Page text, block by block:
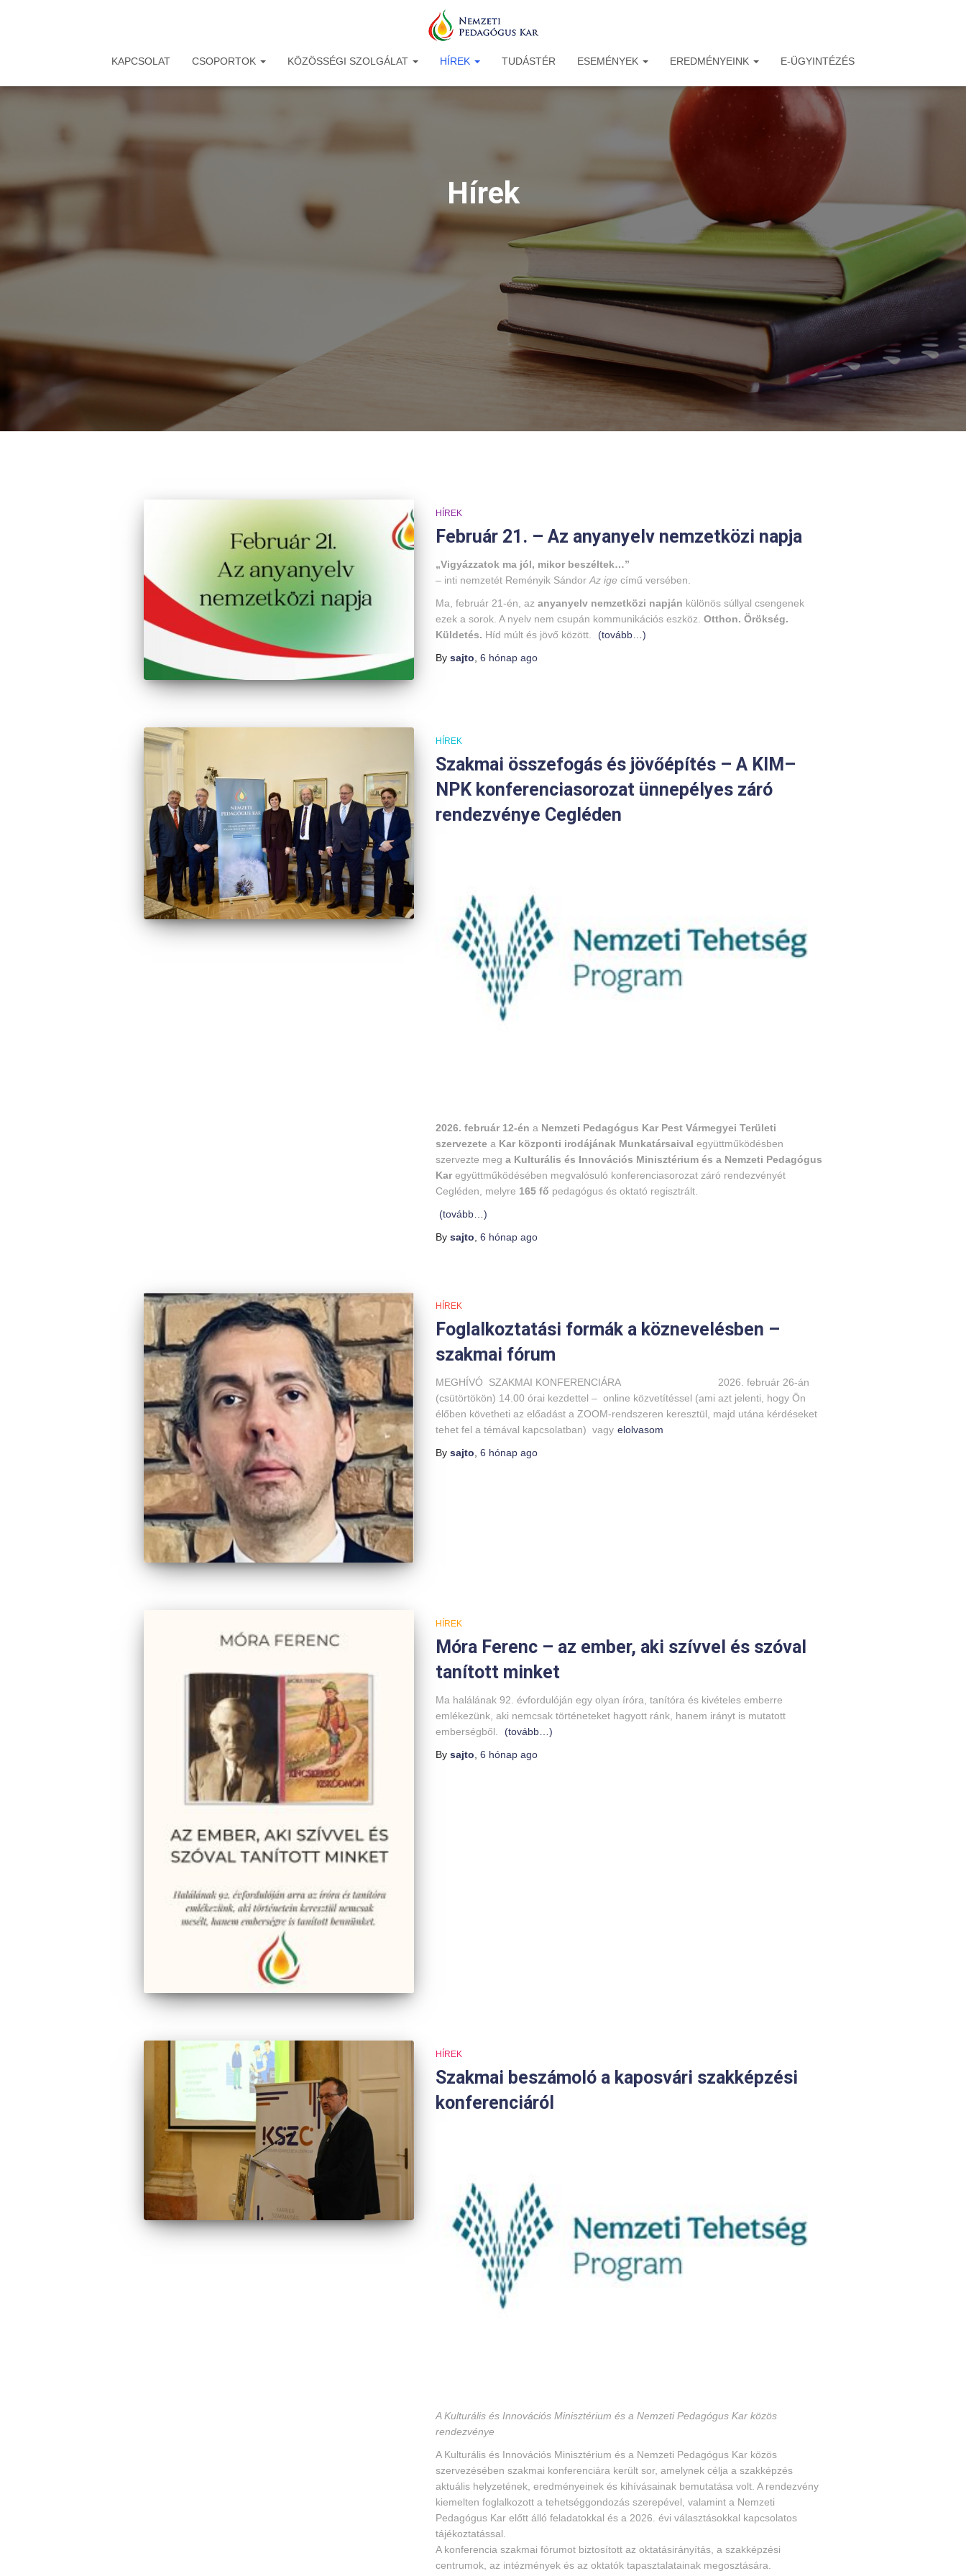
KAPCSOLAT CSOPORTOK KÖZÖSSÉGI SZOLGÁLAT HÍREK TUDÁSTÉR ESEMÉNYEK EREDMÉNYEINK E-ÜGYINTÉZÉS
Hírek
HÍREK
Február 21. – Az anyanyelv nemzetközi napja
„Vigyázzatok ma jól, mikor beszéltek…”
– inti nemzetét Reményik Sándor Az ige című versében.
Ma, február 21-én, az anyanyelv nemzetközi napján különös súllyal csengenek
ezek a sorok. A nyelv nem csupán kommunikációs eszköz. Otthon. Örökség.
Küldetés. Híd múlt és jövő között.
(tovább…)
By sajto 6 hónapago
HÍREK
Szakmai összefogás és jövőépítés – A KIM–
NPK konferenciasorozat ünnepélyes záró
rendezvénye Cegléden
2026. február 12-én a Nemzeti Pedagógus Kar Pest Vármegyei Területi
szervezete a Kar központi irodájának Munkatársaival együttműködésben
szervezte meg a Kulturális és Innovációs Minisztérium és a Nemzeti Pedagógus
Karegyüttműködésében megvalósuló konferenciasorozat záró rendezvényét
Cegléden, melyre 165 fő pedagógus és oktató regisztrált.
(tovább…)
By sajto 6 hónapago
HÍREK
Foglalkoztatási formák a köznevelésben –
szakmai fórum
MEGHÍVÓ SZAKMAI KONFERENCIÁRA 2026. február 26-án
(csütörtökön) 14.00 órai kezdettel – online közvetítéssel (ami azt jelenti, hogy Ön
élőben követheti az előadást a ZOOM-rendszeren keresztül, majd utána kérdéseket
tehet fel a témával kapcsolatban) vagy elolvasom
By sajto 6 hónapago
HÍREK
Móra Ferenc – az ember, aki szívvel és szóval
tanított minket
Ma halálának 92. évfordulóján egy olyan íróra, tanítóra és kivételes emberre
emlékezünk, aki nemcsak történeteket hagyott ránk, hanem irányt is mutatott
emberségből.
(tovább…)
By sajto, 6 hónapago
HÍREK
Szakmai beszámoló a kaposvári szakképzési
konferenciáról
A Kulturális és Innovációs Minisztérium és a Nemzeti Pedagógus Kar közös
rendezvénye
A Kulturális és Innovációs Minisztérium és a Nemzeti Pedagógus Kar közös
szervezésében szakmai konferenciára került sor, amelynek célja a szakképzés
aktuális helyzetének, eredményeinek és kihívásainak bemutatása volt. A rendezvény
kiemelten foglalkozott a tehetséggondozás szerepével, valamint a Nemzeti
Pedagógus Kar előtt álló feladatokkal és a 2026. évi választásokkal kapcsolatos
tájékoztatással.
A konferencia szakmai fórumot biztosított az oktatásirányítás, a szakképzési
centrumok, az intézmények és az oktatók tapasztalatainak megosztására.